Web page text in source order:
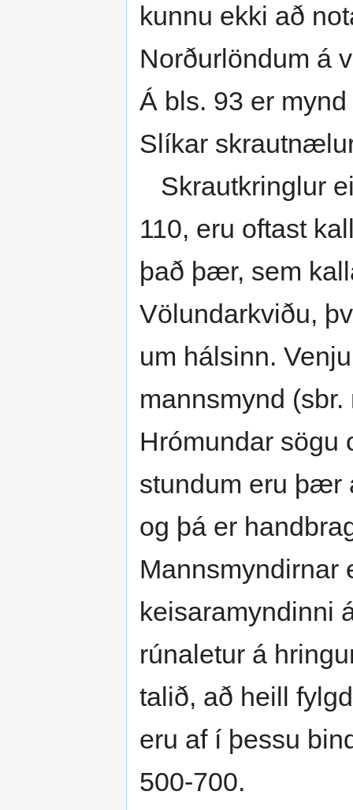
kunnu ekki að
Norðurlöndum á
Á bls. 93 er
Slíkar
Skrautkringlur
110, eru oftast
það þær, sem
Völundarkviðu,
um hálsinn.
mannsmynd
Hrómundar sögu
stundum eru þær
og þá er
keisaramyndinni
rúnaletur á
talið, að heill
eru af í þessu
500-700.